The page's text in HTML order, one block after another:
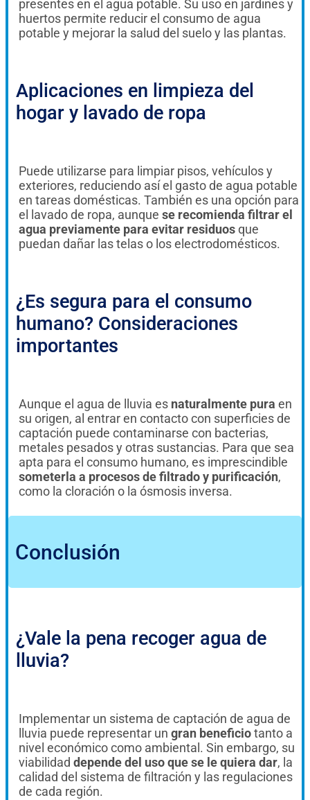
presentes en el agua potable. Su uso en jardines y
huertos permite reducir el consumo de agua
potable y mejorar la salud del suelo y las plantas.
Aplicaciones en limpieza del
hogar y lavado de ropa
Puede utilizarse para limpiar pisos, vehículos y
exteriores, reduciendo así el gasto de agua potable
en tareas domésticas. También es una opción para
el lavado de ropa, aunque se recomienda filtrar el
agua previamente para evitar residuosque
puedan dañar las telas o los electrodomésticos.
¿Es segura para el consumo
humano? Consideraciones
importantes
Aunque el agua de lluvia es naturalmente pura en
su origen, al entrar en contacto con superficies de
captación puede contaminarse con bacterias,
metales pesados y otras sustancias. Para que sea
apta para el consumo humano, es imprescindible
someterla a procesos de filtrado y purificación,
como la cloración o la ósmosis inversa.
Conclusión
¿Vale la pena recoger agua de
lluvia?
Implementar un sistema de captación de agua de
lluvia puede representar un gran beneficiotanto a
nivel económico como ambiental. Sin embargo, su
viabilidad depende del uso que se le quiera dar, la
calidad del sistema de filtración y las regulaciones
de cada región.